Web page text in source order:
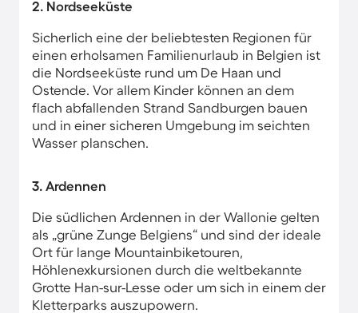
2. Nordseeküste
Sicherlich eine der beliebtesten Regionen für
einen erholsamen Familienurlaub in Belgien ist
die Nordseeküste rund um De Haan und
Ostende. Vor allem Kinder können an dem
flach abfallenden Strand Sandburgen bauen
und in einer sicheren Umgebung im seichten
Wasser planschen.
3. Ardennen
Die südlichen Ardennen in der Wallonie gelten
als „grüne Zunge Belgiens“ und sind der ideale
Ort für lange Mountainbiketouren,
Höhlenexkursionen durch die weltbekannte
Grotte Han-sur-Lesse oder um sich in einem der
Kletterparks auszupowern.